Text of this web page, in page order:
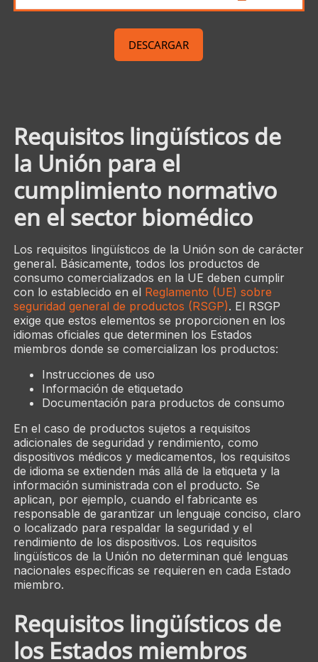
DESCARGAR
Requisitos lingüísticos de
la Unión para el
cumplimiento normativo
en el sector biomédico
Los requisitos lingüísticos de la Unión son de carácter
general. Básicamente, todos los productos de
consumo comercializados en la UE deben cumplir
con lo establecido en el Reglamento (UE) sobre
seguridad general de productos (RSGP). El RSGP
exige que estos elementos se proporcionen en los
idiomas oficiales que determinen los Estados
miembros donde se comercializan los productos:
Instrucciones de uso
Información de etiquetado
Documentación para productos de consumo
En el caso de productos sujetos a requisitos
adicionales de seguridad y rendimiento, como
dispositivos médicos y medicamentos, los requisitos
de idioma se extienden más allá de la etiqueta y la
información suministrada con el producto. Se
aplican, por ejemplo, cuando el fabricante es
responsable de garantizar un lenguaje conciso, claro
o localizado para respaldar la seguridad y el
rendimiento de los dispositivos. Los requisitos
lingüísticos de la Unión no determinan qué lenguas
nacionales específicas se requieren en cada Estado
miembro.
Requisitos lingüísticos de
los Estados miembros